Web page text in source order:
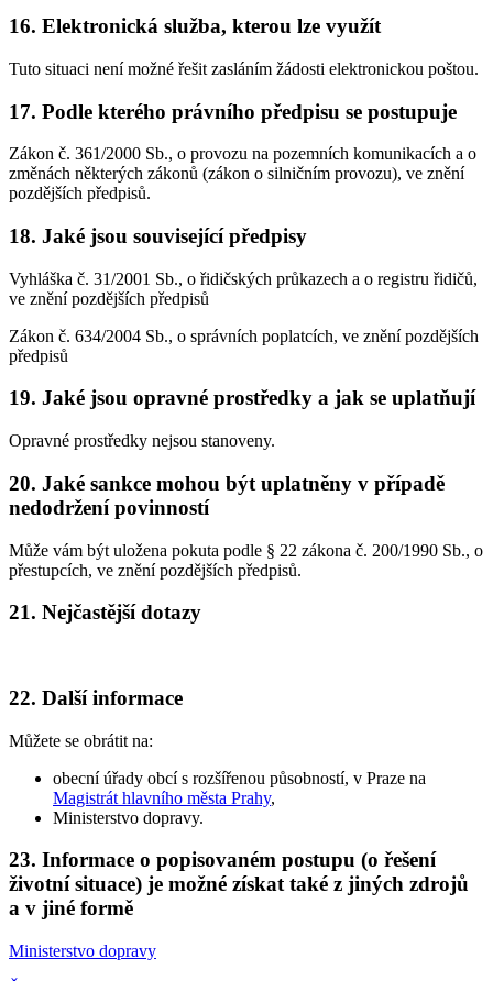
16. Elektronická služba, kterou lze využít
Tuto situaci není možné řešit zasláním žádosti elektronickou poštou.
17. Podle kterého právního předpisu se postupuje
Zákon č. 361/2000 Sb., o provozu na pozemních komunikacích a o
změnách některých zákonů (zákon o silničním provozu), ve znění
pozdějších předpisů.
18. Jaké jsou související předpisy
Vyhláška č. 31/2001 Sb., o řidičských průkazech a o registru řidičů,
ve znění pozdějších předpisů
Zákon č. 634/2004 Sb., o správních poplatcích, ve znění pozdějších
předpisů
19. Jaké jsou opravné prostředky a jak se uplatňují
Opravné prostředky nejsou stanoveny.
20. Jaké sankce mohou být uplatněny v případě
nedodržení povinností
Může vám být uložena pokuta podle § 22 zákona č. 200/1990 Sb., o
přestupcích, ve znění pozdějších předpisů.
21. Nejčastější dotazy
22. Další informace
Můžete se obrátit na:
obecní úřady obcí s rozšířenou působností, v Praze na
Magistrát hlavního města Prahy,
Ministerstvo dopravy.
23. Informace o popisovaném postupu (o řešení
životní situace) je možné získat také z jiných zdrojů
a v jiné formě
Ministerstvo dopravy